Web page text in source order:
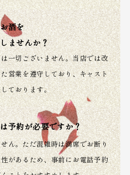
酒を
ませんか？
一切ございません。当店では改
営業を遵守しており、キャスト
ております。
予約が必要ですか？
ん。ただ混雑時は満席でお断り
があるため、事前にお電話予約